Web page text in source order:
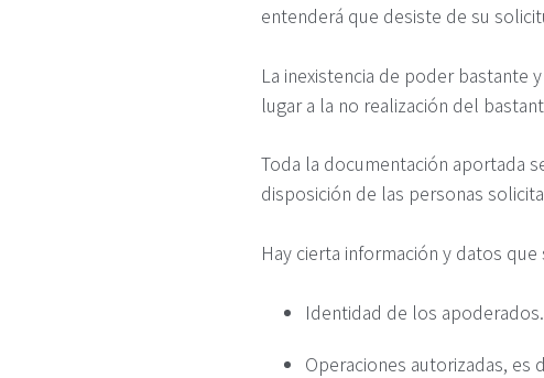
entenderá que desiste de su
La inexistencia de poder bastante
lugar a la no realización del
Toda la documentación aportada
disposición de las personas
Hay cierta información y datos
Identidad de los apoderados.
Operaciones autorizadas, es